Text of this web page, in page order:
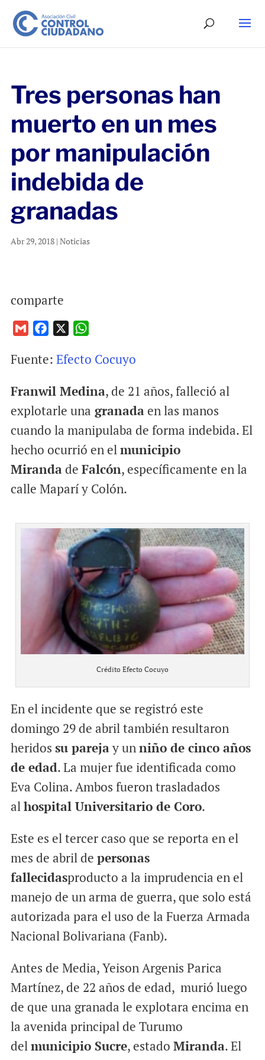
Tres personas han
muerto en un mes
por manipulación
indebida de
granadas
Abr 29, 2018| Noticias
comparte
a
l
c
b
k
a
s
p
Fuente: Efecto Cocuyo
Franwil Medina, de 21 años, falleció al
explotarle una granadaen las manos
cuando la manipulaba de forma indebida. El
hecho ocurrió en elmunicipio
Mirandade Falcón, específicamente en la
calle Maparí y Colón.
Crédito Efecto Cocuyo
En el incidente que se registró este
domingo 29 de abril también resultaron
heridos su parejay unniño de cinco años
de edad. La mujer fue identificada como
Eva Colina. Ambos fueron trasladados
alhospital Universitario de Coro.
Este es el tercer caso que se reporta en el
mes de abril de personas
fallecidasproducto a la imprudencia en el
manejo de un arma de guerra, que solo está
autorizada para el uso de la Fuerza Armada
Nacional Bolivariana (Fanb).
Antes de Media, Yeison Argenis Parica
Martínez, de 22 años de edad, murió luego
de que una granada le explotara encima en
la avenida principal de Turumo
delmunicipio Sucre, estado Miranda. El